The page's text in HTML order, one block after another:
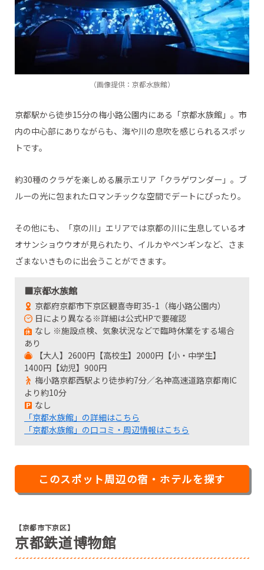
（画像提供：京都水族館）
京都駅から徒歩15分の梅小路公園内にある「京都水族館」。市
内の中心部にありながらも、海や川の息吹を感じられるスポッ
トです。
約30種のクラゲを楽しめる展示エリア「クラゲワンダー」。ブ
ルーの光に包まれたロマンチックな空間でデートにぴったり。
その他にも、「京の川」エリアでは京都の川に生息しているオ
オサンショウウオが見られたり、イルカやペンギンなど、さま
ざまないきものに出会うことができます。
■京都水族館
京都府京都市下京区観喜寺町35-1（梅小路公園内）
日により異なる※詳細は公式HPで要確認
なし ※施設点検、気象状況などで臨時休業をする場合
あり
【大人】2600円【高校生】2000円【小・中学生】
1400円【幼児】900円
梅小路京都西駅より徒歩約7分／名神高速道路京都南IC
より約10分
なし
「京都水族館」の詳細はこちら
「京都水族館」の口コミ・周辺情報はこちら
このスポット周辺の宿・ホテルを探す
【京都市下京区】
京都鉄道博物館